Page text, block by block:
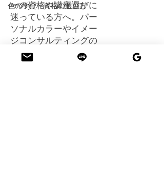
色の学び・資格の選び方
ーの資格や講座選びに
迷っている方へ。パー
ソナルカラーやイメー
ジコンサルティングの
学び方を解説します。
カラーのプロを目指し